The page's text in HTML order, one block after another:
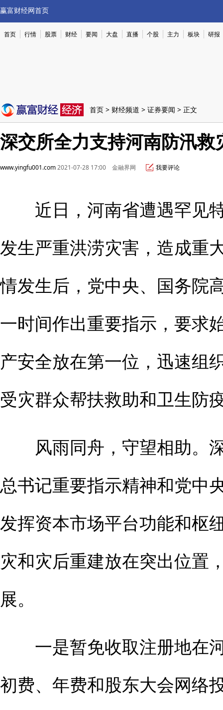
赢富财经网首页
首页 行情 股票 财经 要闻 大盘 直播 个股 主力 板块 研报
首页 > 财经频道 > 证券要闻 > 正文
深交所全力支持河南防汛救
www.yingfu001.com2021-07-28 17:00 金融界网 我要评论
近日，河南省遭遇罕见
发生严重洪涝灾害，造成重
情发生后，党中央、国务院
一时间作出重要指示，要求
产安全放在第一位，迅速组
受灾群众帮扶救助和卫生防
风雨同舟，守望相助。
总书记重要指示精神和党中
发挥资本市场平台功能和枢
灾和灾后重建放在突出位置
展。
一是暂免收取注册地在
初费、年费和股东大会网络